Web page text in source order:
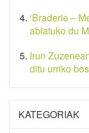
‘Braderie –
abiatuko du
Irun
ditu urriko
KATEGORIAK